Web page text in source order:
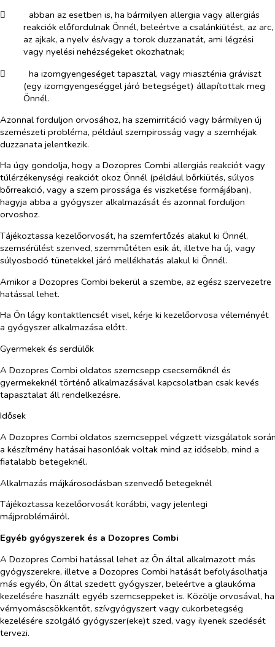
​
abban az esetben is, ha bármilyen allergia vagy allergiás
reakciók előfordulnak Önnél, beleértve a csalánkiütést, az arc,
az ajkak, a nyelv és/vagy a torok duzzanatát, ami légzési
vagy nyelési nehézségeket okozhatnak;
​
ha izomgyengeséget tapasztal, vagy miaszténia gráviszt
(egy izomgyengeséggel járó betegséget) állapítottak meg
Önnél.
Azonnal forduljon orvosához, ha szemirritáció vagy bármilyen új
szemészeti probléma, például szempirosság vagy a szemhéjak
duzzanata jelentkezik.
Ha úgy gondolja, hogy a Dozopres Combi allergiás reakciót vagy
túlérzékenységi reakciót okoz Önnél (például bőrkiütés, súlyos
bőrreakció, vagy a szem pirossága és viszketése formájában),
hagyja abba a gyógyszer alkalmazását és azonnal forduljon
orvoshoz.
Tájékoztassa kezelőorvosát, ha szemfertőzés alakul ki Önnél,
szemsérülést szenved, szemműtéten esik át, illetve ha új, vagy
súlyosbodó tünetekkel járó mellékhatás alakul ki Önnél.
Amikor a Dozopres Combi bekerül a szembe, az egész szervezetre
hatással lehet.
Ha Ön lágy kontaktlencsét visel, kérje ki kezelőorvosa véleményét
a gyógyszer alkalmazása előtt.
Gyermekek és serdülők
A Dozopres Combi oldatos szemcsepp csecsemőknél és
gyermekeknél történő alkalmazásával kapcsolatban csak kevés
tapasztalat áll rendelkezésre.
Idősek
A Dozopres Combi oldatos szemcseppel végzett vizsgálatok
a készítmény hatásai hasonlóak voltak mind az idősebb, mind a
fiatalabb betegeknél.
Alkalmazás májkárosodásban szenvedő betegeknél
Tájékoztassa kezelőorvosát korábbi, vagy jelenlegi
májproblémáiról.
Egyéb gyógyszerek és a Dozopres Combi
A Dozopres Combi hatással lehet az Ön által alkalmazott más
gyógyszerekre, illetve a Dozopres Combi hatását befolyásolhatja
más egyéb, Ön által szedett gyógyszer, beleértve a glaukóma
kezelésére használt egyéb szemcseppeket is. Közölje orvosával, ha
vérnyomáscsökkentőt, szívgyógyszert vagy cukorbetegség
kezelésére szolgáló gyógyszer(eke)t szed, vagy ilyenek szedését
tervezi.